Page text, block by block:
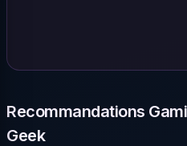
Recommandations
Geek